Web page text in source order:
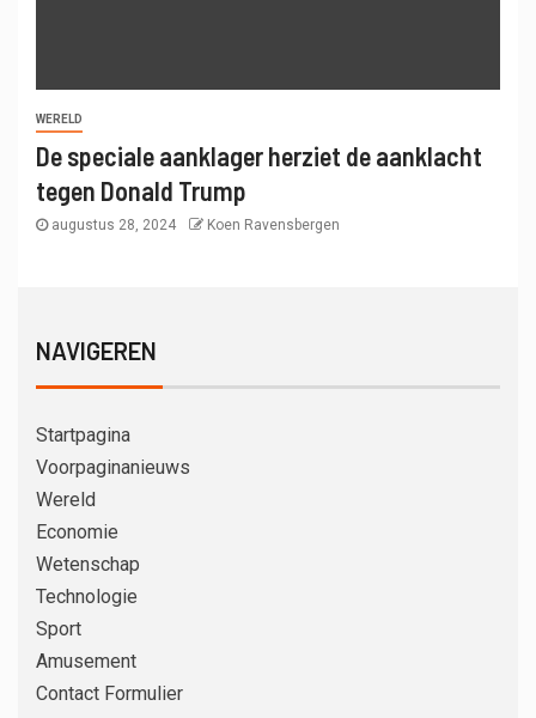
WERELD
De speciale aanklager herziet de aanklacht
tegen Donald Trump
augustus 28, 2024 Koen Ravensbergen
NAVIGEREN
Startpagina
Voorpaginanieuws
Wereld
Economie
Wetenschap
Technologie
Sport
Amusement
Contact Formulier